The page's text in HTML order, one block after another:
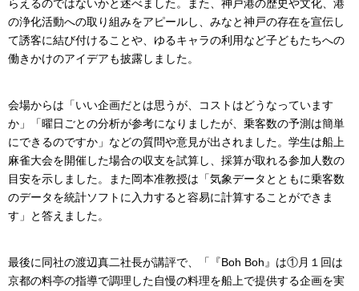
らえるのではないかと述べました。また、神戸港の歴史や文化、港
の浄化活動への取り組みをアピールし、みなと神戸の存在を宣伝し
て誘客に結び付けることや、ゆるキャラの利用など子どもたちへの
働きかけのアイデアも披露しました。
会場からは「いい企画だとは思うが、コストはどうなっています
か」「曜日ごとの分析が参考になりましたが、乗客数の予測は簡単
にできるのですか」などの質問や意見が出されました。学生は船上
麻雀大会を開催した場合の収支を試算し、採算が取れる参加人数の
目安を示しました。また岡本准教授は「気象データとともに乗客数
のデータを統計ソフトに入力すると容易に計算することができま
す」と答えました。
最後に同社の渡辺真二社長が講評で、「『Boh Boh』は①月１回は
京都の料亭の指導で調理した自慢の料理を船上で提供する企画を実